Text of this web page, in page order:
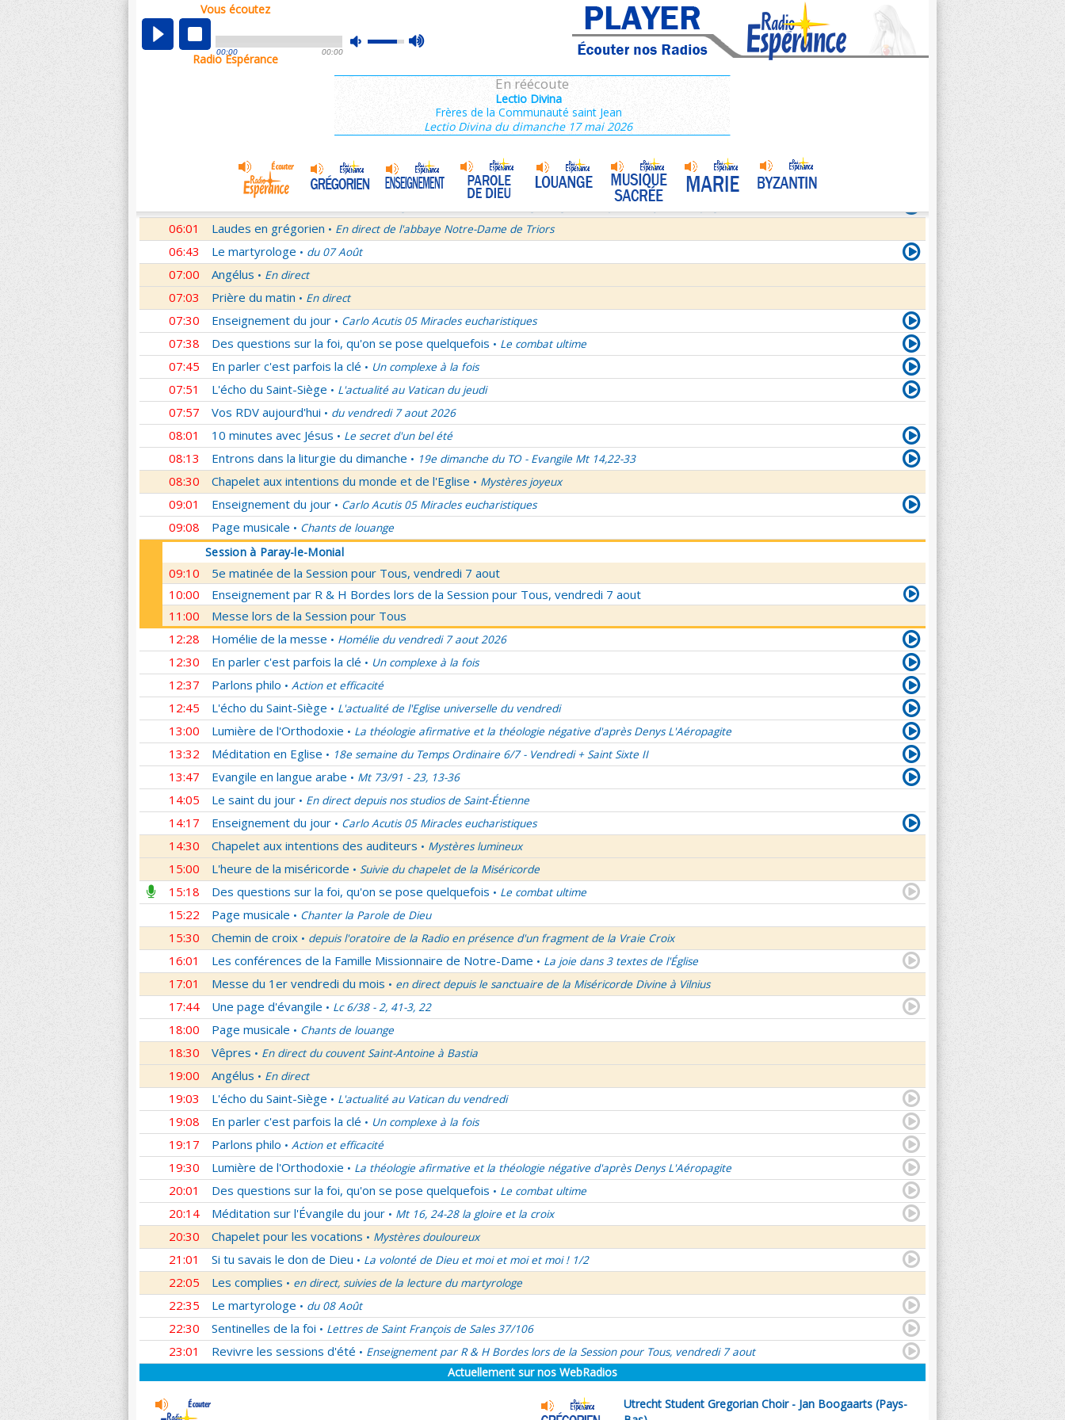
Vous écoutez
mute
max
00:00 00:00
Radio Espérance
En réécoute
Lectio Divina
Frères de la Communauté saint Jean
Lectio Divina du dimanche 17 mai 2026
00:04
01:03 Sentinelles de la foi • Lettres de Saint François de Sales 37/106
01:32 10 minutes avec Jésus
18e semaine du Temps Ordinaire 6/7 - Vendredi + Saint Sixte II
En direct avec le Père Denis Mertz
Lettre aux Galates
Si tu savais le don de Dieu La Transfiguration
En Toi nos sources • Paul et le Judaïsme 05
La théologie afirmative et la théologie négative d'après Denys L'Aéropagite
06:01 Laudes en grégorien • En direct de l'abbaye Notre-Dame de Triors
06:43 Le martyrologe • du 07 Août
07:00 Angélus • En direct
07:03 Prière du matin • En direct
07:30 Enseignement du jour • Carlo Acutis 05 Miracles eucharistiques
07:38 Des questions sur la foi, qu'on se pose quelquefois • Le combat ultime
07:45 En parler c'est parfois la clé • Un complexe à la fois
07:51 L'écho du Saint-Siège • L'actualité au Vatican du jeudi
07:57 Vos RDV aujourd'hui • du vendredi 7 aout 2026
08:01 10 minutes avec Jésus • Le secret d'un bel été
08:13 Entrons dans la liturgie du dimanche • 19e dimanche du TO - Evangile Mt 14,22-33
08:30 Chapelet aux intentions du monde et de l'Eglise • Mystères joyeux
09:01 Enseignement du jour • Carlo Acutis 05 Miracles eucharistiques
09:08 Page musicale • Chants de louange
Session à Paray-le-Monial
09:10
5e matinée de la Session pour Tous, vendredi 7 aout
10:00
Enseignement par R & H Bordes lors de la Session pour Tous, vendredi 7 aout
11:00
Messe lors de la Session pour Tous
12:28
Homélie de la messe • Homélie du vendredi 7 aout 2026
12:30 En parler c'est parfois la clé • Un complexe à la fois
12:37 Parlons philo • Action et efficacité
12:45 L'écho du Saint-Siège • L'actualité de l'Eglise universelle du vendredi
13:00 Lumière de l'Orthodoxie • La théologie afirmative et la théologie négative d'après Denys L'Aéropagite
13:32 Méditation en Eglise • 18e semaine du Temps Ordinaire 6/7 - Vendredi + Saint Sixte II
13:47 Evangile en langue arabe • Mt 73/91 - 23, 13-36
14:05 Le saint du jour • En direct depuis nos studios de Saint-Étienne
14:17 Enseignement du jour • Carlo Acutis 05 Miracles eucharistiques
14:30 Chapelet aux intentions des auditeurs • Mystères lumineux
15:00 L'heure de la miséricorde • Suivie du chapelet de la Miséricorde
15:18 Des questions sur la foi, qu'on se pose quelquefois • Le combat ultime
15:22 Page musicale • Chanter la Parole de Dieu
15:30 Chemin de croix • depuis l'oratoire de la Radio en présence d'un fragment de la Vraie Croix
16:01 Les conférences de la Famille Missionnaire de Notre-Dame • La joie dans 3 textes de l'Église
17:01 Messe du 1er vendredi du mois • en direct depuis le sanctuaire de la Miséricorde Divine à Vilnius
17:44 Une page d'évangile • Lc 6/38 - 2, 41-3, 22
18:00 Page musicale • Chants de louange
18:30 Vêpres • En direct du couvent Saint-Antoine à Bastia
19:00 Angélus • En direct
19:03 L'écho du Saint-Siège • L'actualité au Vatican du vendredi
19:08 En parler c'est parfois la clé • Un complexe à la fois
19:17 Parlons philo • Action et efficacité
19:30 Lumière de l'Orthodoxie • La théologie afirmative et la théologie négative d'après Denys L'Aéropagite
20:01 Des questions sur la foi, qu'on se pose quelquefois • Le combat ultime
20:14 Méditation sur l'Évangile du jour • Mt 16, 24-28 la gloire et la croix
20:30 Chapelet pour les vocations • Mystères douloureux
21:01 Si tu savais le don de Dieu • La volonté de Dieu et moi et moi et moi ! 1/2
22:05 Les complies • en direct, suivies de la lecture du martyrologe
22:35 Le martyrologe • du 08 Août
22:30 Sentinelles de la foi • Lettres de Saint François de Sales 37/106
23:01 Revivre les sessions d'été • Enseignement par R & H Bordes lors de la Session pour Tous, vendredi 7 aout
Actuellement sur nos WebRadios
Utrecht Student Gregorian Choir - Jan Boogaarts (Pays-